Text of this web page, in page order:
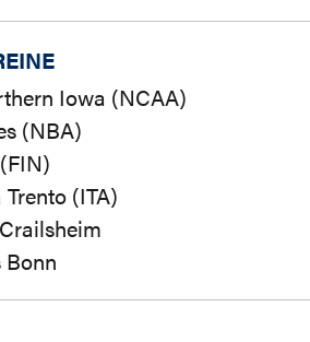
Iowa (NCAA)
(NBA)
(ITA)
Bonn